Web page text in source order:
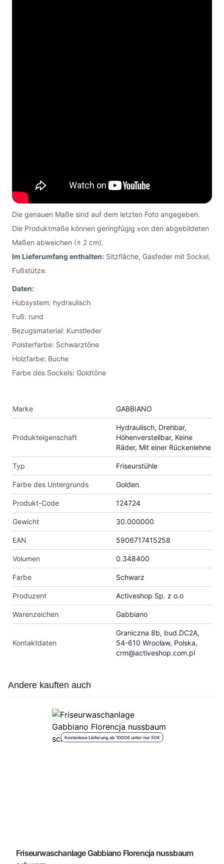
Die genauen Maße sind auf dem letzten Foto angegeben.
Die Produktmaße können geringfügig von den abgebildeten
Maßen abweichen (± 2 cm).
Im Lieferumfang enthalten: Sitzfläche, Gasfeder mit Sockel,
Fußstütze.
Daten:
Hubsystem: hydraulisch
Fuß: rund
Bezugsmaterial: Kunstleder
Polsterfarbe: Schwarztöne
Holzfarbe: Buche
Farbe des Sockels: Goldtöne
Marke GABBIANO
Produkteigenschaft
Hydraulisch, Drehbar,
Höhenverstellbar, Keine
Räder, Mit einer Rückenlehne
Typ Friseurstühle
Farbe des Untergrunds Golden
Produkt-Code 124724
Gewicht 30.000000
EAN 5906717415258
Volumen 0.348400
Farbe Schwarz
Produzent Activeshop Sp. z o.o
Warenzeichen Gabbiano
Kontaktdaten
Graniczna 8b, bud.DC2A,
54-610 Wrocław, Polska,
crm@activeshop.com.pl
Press to skip carousel
Andere kauften auch
Kostenlose Lieferung ab 1000€ unter nur 50€
Friseurwaschanlage Gabbiano Florencja nussbaum